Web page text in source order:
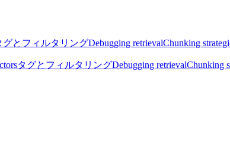
グとフィルタリングDebugging retrievalChunking
タグとフィルタリングDebugging retrievalChunking